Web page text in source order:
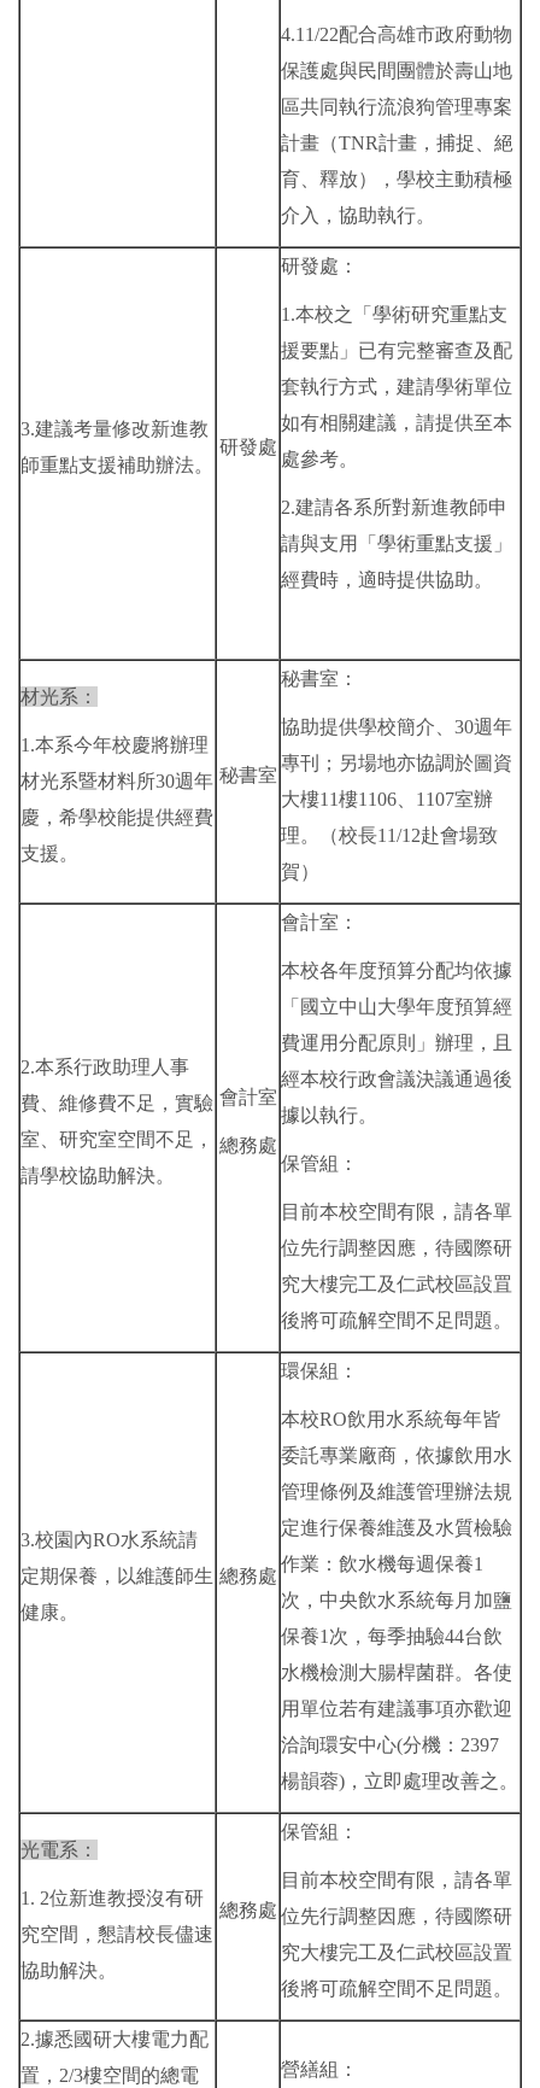
4.11/22配合高雄市政府動物
保護處與民間團體於壽山地
區共同執行流浪狗管理專案
計畫（TNR計畫，捕捉、絕
育、釋放），學校主動積極
介入，協助執行。
3.建議考量修改新進教
師重點支援補助辦法。
研發處
研發處：
1.本校之「學術研究重點支
援要點」已有完整審查及配
套執行方式，建請學術單位
如有相關建議，請提供至本
處參考。
2.建請各系所對新進教師申
請與支用「學術重點支援」
經費時，適時提供協助。
材光系：
1.本系今年校慶將辦理
材光系暨材料所30週年
慶，希學校能提供經費
支援。
秘書室
秘書室：
協助提供學校簡介、30週年
專刊；另場地亦協調於圖資
大樓11樓1106、1107室辦
理。（校長11/12赴會場致
賀）
2.本系行政助理人事
費、維修費不足，實驗
室、研究室空間不足，
請學校協助解決。
會計室
總務處
會計室：
本校各年度預算分配均依據
「國立中山大學年度預算經
費運用分配原則」辦理，且
經本校行政會議決議通過後
據以執行。
保管組：
目前本校空間有限，請各單
位先行調整因應，待國際研
究大樓完工及仁武校區設罝
後將可疏解空間不足問題。
3.校園內RO水系統請
定期保養，以維護師生
健康。
總務處
環保組：
本校RO飲用水系統每年皆
委託專業廠商，依據飲用水
管理條例及維護管理辦法規
定進行保養維護及水質檢驗
作業：飲水機每週保養1
次，中央飲水系統每月加鹽
保養1次，每季抽驗44台飲
水機檢測大腸桿菌群。各使
用單位若有建議事項亦歡迎
洽詢環安中心(分機：2397
楊韻蓉)，立即處理改善之。
光電系：
1. 2位新進教授沒有研
究空間，懇請校長儘速
協助解決。
總務處
保管組：
目前本校空間有限，請各單
位先行調整因應，待國際研
究大樓完工及仁武校區設置
後將可疏解空間不足問題。
2.據悉國研大樓電力配
置，2/3樓空間的總電
營繕組：